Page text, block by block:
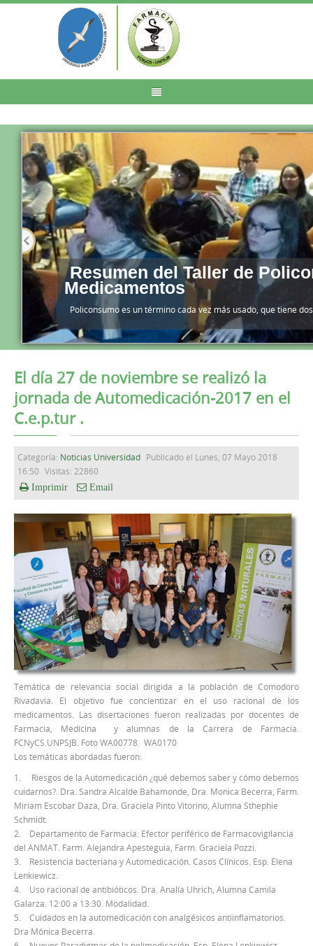
Resumen del Taller de
Medicamentos
Policonsumo es un término cada vez más usado, que tiene
El día 27 de noviembre se realizó la
jornada de Automedicación-2017 en el
C.e.p.tur .
Categoría: Noticias Universidad Publicado el Lunes, 07 Mayo 2018
16:50 Visitas: 22860
Imprimir Email
Temática de relevancia social dirigida a la población de Comodoro
Rivadavia. El objetivo fue concientizar en el uso racional de los
medicamentos. Las disertaciones fueron realizadas por docentes de
Farmacia, Medicina y alumnas de la Carrera de Farmacia.
FCNyCS.UNPSJB. Foto WA00778. WA0170
Los temáticas abordadas fueron:
1. Riesgos de la Automedicación ¿qué debemos saber y cómo debemos
cuidarnos?. Dra. Sandra Alcalde Bahamonde, Dra. Monica Becerra, Farm.
Miriam Escobar Daza, Dra. Graciela Pinto Vitorino, Alumna Sthephie
Schmidt.
2. Departamento de Farmacia: Efector periférico de Farmacovigilancia
del ANMAT. Farm. Alejandra Apesteguia, Farm. Graciela Pozzi.
3. Resistencia bacteriana y Automedicación. Casos Clínicos. Esp. Elena
Lenkiewicz.
4. Uso racional de antibióticos. Dra. Analía Uhrich, Alumna Camila
Galarza. 12:00 a 13:30. Modalidad.
5. Cuidados en la automedicación con analgésicos antiinflamatorios.
Dra Mónica Becerra.